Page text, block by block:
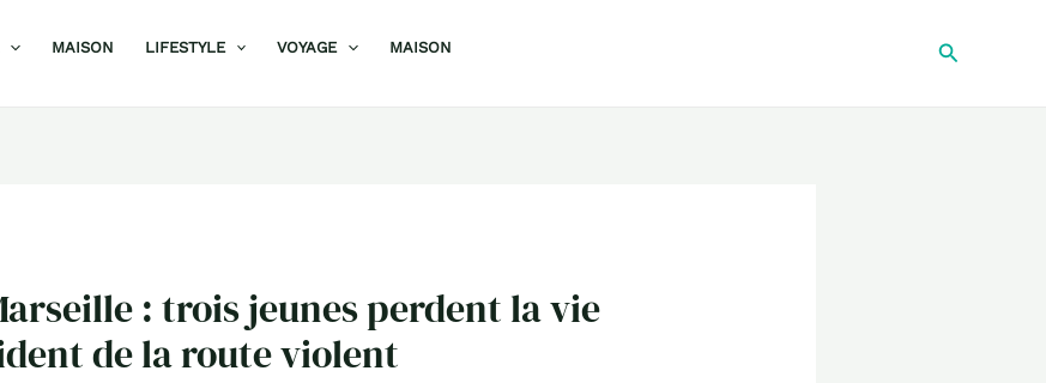
MAISON LIFESTYLE VOYAGE MAISON
: trois jeunes perdent la vie
de la route violent